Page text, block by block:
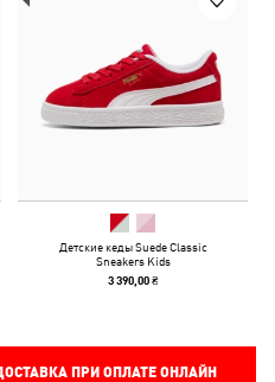
Детские кеды Suede Classic
Sneakers Kids
3 390,00 ₴
ПРИ ОПЛАТЕ ОНЛАЙН